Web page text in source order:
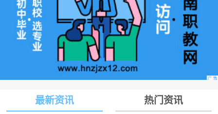
最新资讯 热门资讯